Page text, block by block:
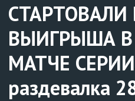
СТАРТОВАЛИ
ВЫИГРЫША В
МАТЧЕ
раздевалка